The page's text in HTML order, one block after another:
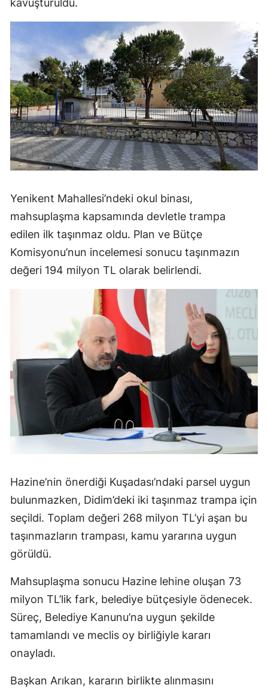
kavuşturuldu.
Yenikent Mahallesi’ndeki okul binası,
mahsuplaşma kapsamında devletle trampa
edilen ilk taşınmaz oldu. Plan ve Bütçe
Komisyonu’nun incelemesi sonucu taşınmazın
değeri 194 milyon TL olarak belirlendi.
Hazine’nin önerdiği Kuşadası’ndaki parsel uygun
bulunmazken, Didim’deki iki taşınmaz trampa için
seçildi. Toplam değeri 268 milyon TL’yi aşan bu
taşınmazların trampası, kamu yararına uygun
görüldü.
Mahsuplaşma sonucu Hazine lehine oluşan 73
milyon TL’lik fark, belediye bütçesiyle ödenecek.
Süreç, Belediye Kanunu’na uygun şekilde
tamamlandı ve meclis oy birliğiyle kararı
onayladı.
Başkan Arıkan, kararın birlikte alınmasını